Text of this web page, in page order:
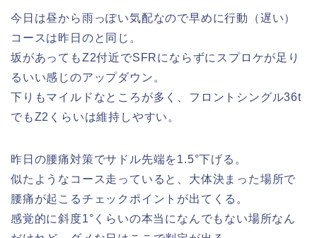
今日は昼から雨っぽい気配なので早めに行動（遅い）
コースは昨日のと同じ。
坂があってもZ2付近でSFRにならずにスプロケが足り
るいい感じのアップダウン。
下りもマイルドなところが多く、フロントシングル36t
でもZ2くらいは維持しやすい。
昨日の腰痛対策でサドル先端を1.5°下げる。
似たようなコース走っていると、大体決まった場所で
腰痛が起こるチェックポイントが出てくる。
感覚的に斜度1°くらいの本当になんでもない場所なん